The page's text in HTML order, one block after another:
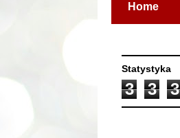
Home
Statystyka
3 3 3